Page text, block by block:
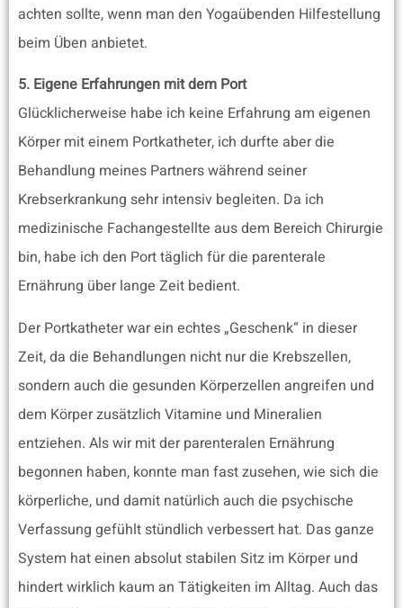
achten sollte, wenn man den Yogaübenden Hilfestellung
beim Üben anbietet.
5. Eigene Erfahrungen mit dem Port
Glücklicherweise habe ich keine Erfahrung am eigenen
Körper mit einem Portkatheter, ich durfte aber die
Behandlung meines Partners während seiner
Krebserkrankung sehr intensiv begleiten. Da ich
medizinische Fachangestellte aus dem Bereich Chirurgie
bin, habe ich den Port täglich für die parenterale
Ernährung über lange Zeit bedient.
Der Portkatheter war ein echtes „Geschenk“ in dieser
Zeit, da die Behandlungen nicht nur die Krebszellen,
sondern auch die gesunden Körperzellen angreifen und
dem Körper zusätzlich Vitamine und Mineralien
entziehen. Als wir mit der parenteralen Ernährung
begonnen haben, konnte man fast zusehen, wie sich die
körperliche, und damit natürlich auch die psychische
Verfassung gefühlt stündlich verbessert hat. Das ganze
System hat einen absolut stabilen Sitz im Körper und
hindert wirklich kaum an Tätigkeiten im Alltag. Auch das